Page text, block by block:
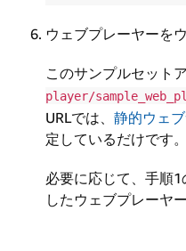
ウェブプレーヤーを
このサンプルセット
player/
URLでは、 静的ウェ
定しているだけです。
必要に応じて、手順1
したウェブプレーヤ